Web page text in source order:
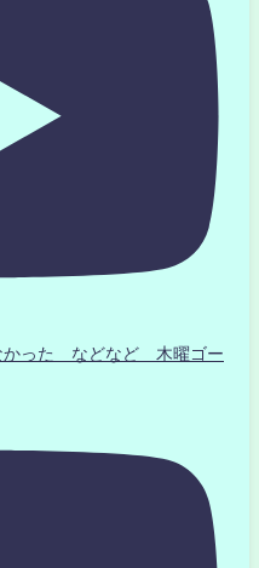
かった などなど 木曜ゴー